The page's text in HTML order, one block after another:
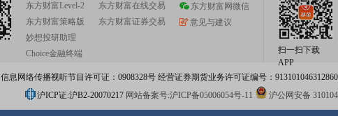
东方财富Level-2
东方财富策略版
妙想投研助理
Choice金融终端
东方财富在线交易
东方财富证券交易
东方财富网微信
意见与建议
扫一扫下载
APP
信息网络传播视听节目许可证：0908328号 经营证券期货业务许可证编号：
沪ICP证:沪B2-20070217 网站备案号:沪ICP备05006054号-11 沪公网安备